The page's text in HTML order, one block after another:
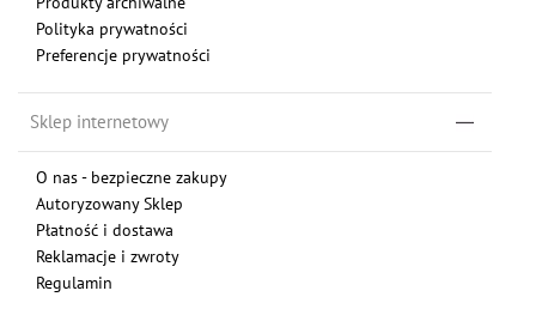
Polityka prywatności
Preferencje prywatności
Sklep internetowy
O nas - bezpieczne zakupy
Autoryzowany Sklep
Płatność i dostawa
Reklamacje i zwroty
Regulamin